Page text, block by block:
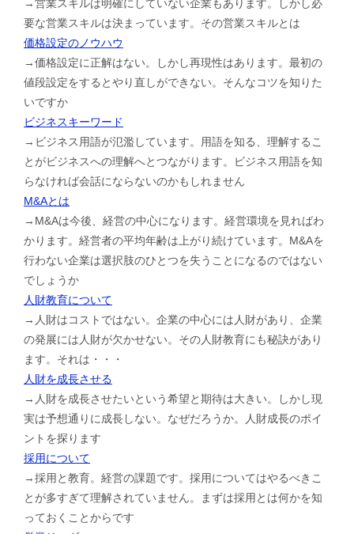
→営業スキルは明確にしていない企業もあります。しかし必
要な営業スキルは決まっています。その営業スキルとは
価格設定のノウハウ
→価格設定に正解はない。しかし再現性はあります。最初の
値段設定をするとやり直しができない。そんなコツを知りた
いですか
ビジネスキーワード
→ビジネス用語が氾濫しています。用語を知る、理解するこ
とがビジネスへの理解へとつながります。ビジネス用語を知
らなければ会話にならないのかもしれません
M&Aとは
→M&Aは今後、経営の中心になります。経営環境を見ればわ
かります。経営者の平均年齢は上がり続けています。M&Aを
行わない企業は選択肢のひとつを失うことになるのではない
でしょうか
人財教育について
→人財はコストではない。企業の中心には人財があり、企業
の発展には人財が欠かせない。その人財教育にも秘訣があり
ます。それは・・・
人財を成長させる
→人財を成長させたいという希望と期待は大きい。しかし現
実は予想通りに成長しない。なぜだろうか。人財成長のポイ
ントを探ります
採用について
→採用と教育。経営の課題です。採用についてはやるべきこ
とが多すぎて理解されていません。まずは採用とは何かを知
っておくことからです